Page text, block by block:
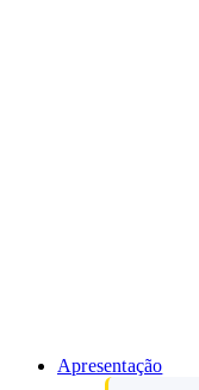
Apresentação